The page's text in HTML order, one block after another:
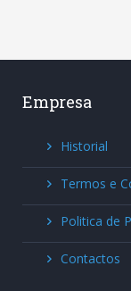
Empresa
Historial
Termos e
Politica de
Contactos